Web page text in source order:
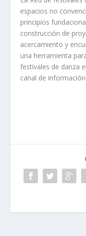
espacios no
principios
construcción de
acercamiento y
una herramienta
festivales de danza
canal de